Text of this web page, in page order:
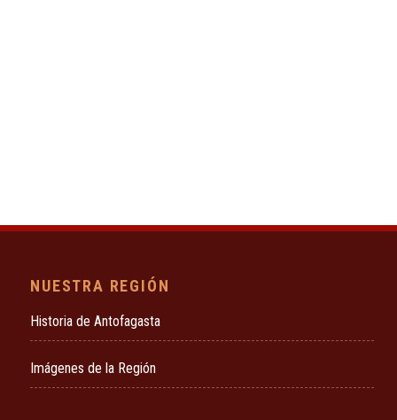
NUESTRA REGIÓN
Historia de Antofagasta
Imágenes de la Región